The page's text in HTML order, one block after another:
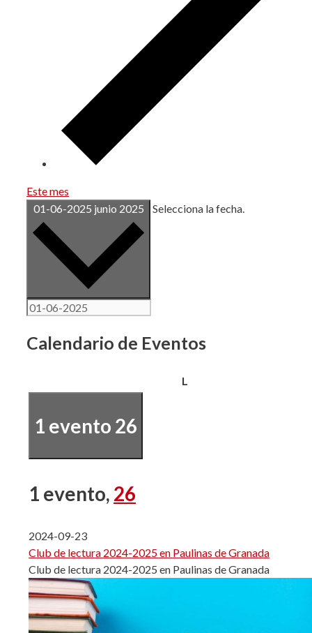
Este mes
01-06-2025 junio 2025 Selecciona la fecha.
Calendario de Eventos
L
1 evento 26
1 evento, 26
2024-09-23
Club de lectura 2024-2025 en Paulinas de Granada
Club de lectura 2024-2025 en Paulinas de Granada